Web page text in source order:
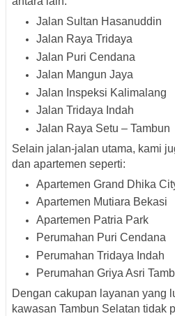
Jalan Sultan Hasanuddin
Jalan Raya Tridaya
Jalan Puri Cendana
Jalan Mangun Jaya
Jalan Inspeksi Kalimalang
Jalan Tridaya Indah
Jalan Raya Setu – Tambun
Selain jalan-jalan utama, kami
dan apartemen seperti:
Apartemen Grand Dhika
Apartemen Mutiara Bekasi
Apartemen Patria Park
Perumahan Puri Cendana
Perumahan Tridaya Indah
Perumahan Griya Asri
Dengan cakupan layanan yang
kawasan Tambun Selatan tidak